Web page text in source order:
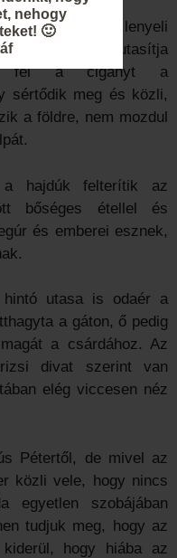
nehogy
🙂
tettette, hogy lenyeli
és utasítja
fel a cigányt a
sértődik meg és közli,
a földre, nem mozdul
hajdúk felterítik az
bőséges étellel és
és emberei esznek,
hintó utasa is odaér a
a gáton, ő pedig
a csárdához. Az
divat szerint van
elég viccesen néz
Pétertől, de mivel az
közli vele, hogy nincs
egyetlen szobájában
tudjuk meg, hogy az
hogy hiába az